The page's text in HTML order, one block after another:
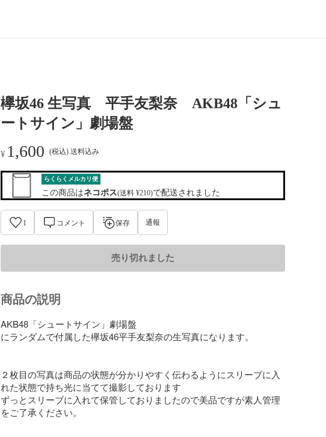
欅坂46 生写真 平手友梨奈 AKB48「シュ
ートサイン」劇場盤
¥ 1,600 (税込) 送料込み
らくらくメルカリ便
この商品はネコポス(送料 ¥210)で配送されました
1 コメント 保存 通報
売り切れました
商品の説明
AKB48「シュートサイン」劇場盤
にランダムで付属した欅坂46平手友梨奈の生写真になります。
２枚目の写真は商品の状態が分かりやすく伝わるようにスリーブに入
れた状態で持ち光に当てて撮影しております
ずっとスリーブに入れて保管しておりましたので美品ですが素人管理
をご了承ください。